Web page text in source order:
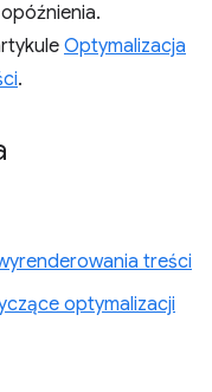
Optymalizacja
.
treści
optymalizacji